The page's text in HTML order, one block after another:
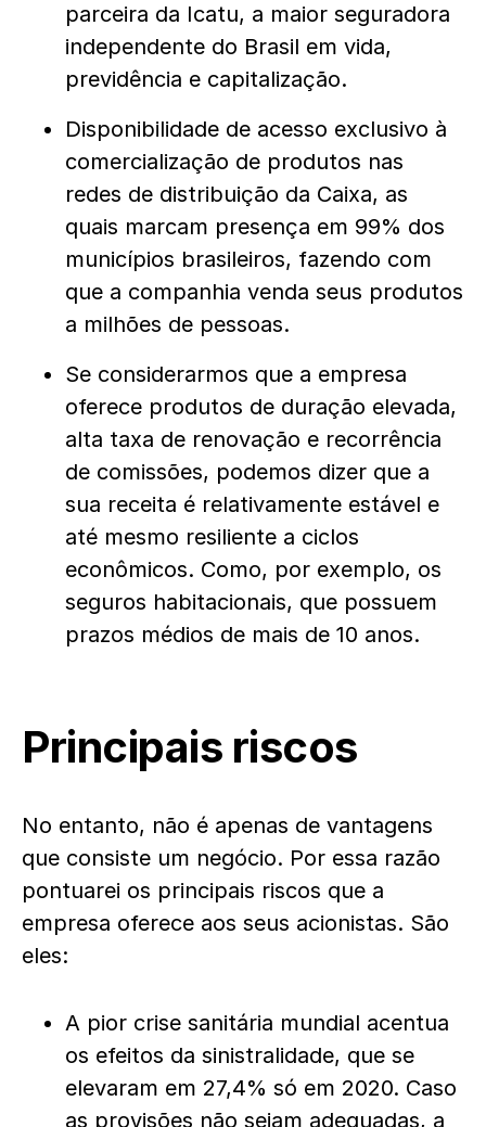
parceira da Icatu, a maior seguradora
independente do Brasil em vida,
previdência e capitalização.
Disponibilidade de acesso exclusivo à
comercialização de produtos nas
redes de distribuição da Caixa, as
quais marcam presença em 99% dos
municípios brasileiros, fazendo com
que a companhia venda seus produtos
a milhões de pessoas.
Se considerarmos que a empresa
oferece produtos de duração elevada,
alta taxa de renovação e recorrência
de comissões, podemos dizer que a
sua receita é relativamente estável e
até mesmo resiliente a ciclos
econômicos. Como, por exemplo, os
seguros habitacionais, que possuem
prazos médios de mais de 10 anos.
Principais riscos
No entanto, não é apenas de vantagens
que consiste um negócio. Por essa razão
pontuarei os principais riscos que a
empresa oferece aos seus acionistas. São
eles:
A pior crise sanitária mundial acentua
os efeitos da sinistralidade, que se
elevaram em 27,4% só em 2020. Caso
as provisões não sejam adequadas, a